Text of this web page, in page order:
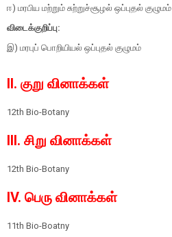
ஈ) மரபிய மற்றும் சுற்றுச்சூழல் ஒப்புதல் குழுமம்
விடைக்குறிப்பு:
இ) மரபுப் பொறியியல் ஒப்புதல் குழுமம்
II. குறு வினாக்கள்
12th Bio-Botany
III. சிறு வினாக்கள்
12th Bio-Botany
IV. பெரு வினாக்கள்
11th Bio-Boatny